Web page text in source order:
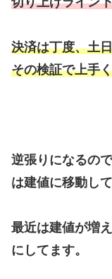
決済は丁度、土
その検証で上手
逆張りになるの
は建値に移動して
最近は建値が増
にしてます。